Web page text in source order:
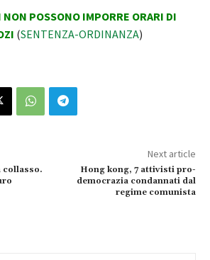
POSSONO IMPORRE ORARI DI
(SENTENZA-ORDINANZA)
collasso.
Next article
Hong kong, 7 attivisti pro-
democrazia condannati dal
regime comunista